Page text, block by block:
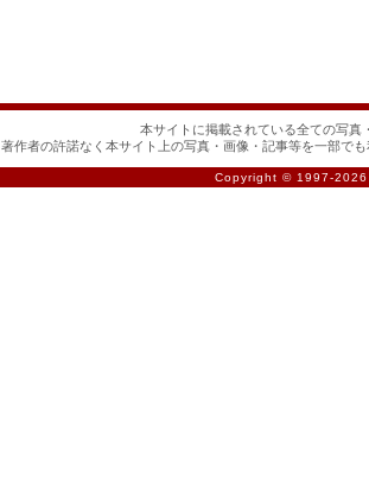
本サイトに掲載されている全ての写真
著作者の許諾なく本サイト上の写真・画像・記事等を一部で
Copyright © 1997-